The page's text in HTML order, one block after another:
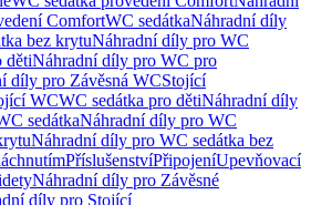
ComfortWC sedátkaNáhradní díly
bez krytuNáhradní díly pro WC
dětiNáhradní díly pro WC pro
díly pro Závěsná WCStojící
WCWC sedátka pro dětiNáhradní díly
sedátkaNáhradní díly pro WC
Náhradní díly pro WC sedátka bez
PříslušenstvíPřipojeníUpevňovací
Náhradní díly pro Závěsné
díly pro Stojící